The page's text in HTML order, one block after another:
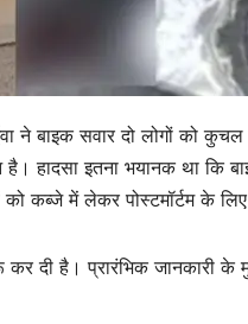
ने बाइक सवार दो लोगों को कुचल
हादसा इतना भयानक था कि
कब्जे में लेकर पोस्टमॉर्टम के
दी है। प्रारंभिक जानकारी के